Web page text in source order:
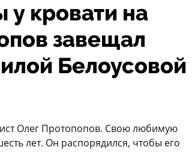
у кровати на
завещал
Белоусовой
Олег Протопопов. Свою любимую
лет. Он распорядился, чтобы его